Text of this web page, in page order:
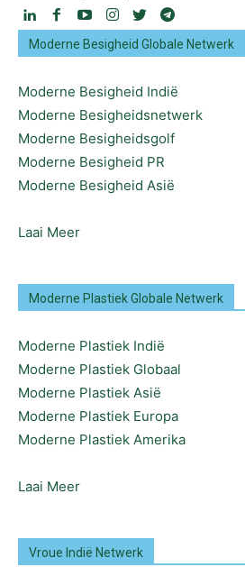
Moderne Besigheid Globale Netwerk
Moderne Besigheid Indië
Moderne Besigheidsnetwerk
Moderne Besigheidsgolf
Moderne Besigheid PR
Moderne Besigheid Asië
Laai Meer
Moderne Plastiek Globale Netwerk
Moderne Plastiek Indië
Moderne Plastiek Globaal
Moderne Plastiek Asië
Moderne Plastiek Europa
Moderne Plastiek Amerika
Laai Meer
Vroue Indië Netwerk